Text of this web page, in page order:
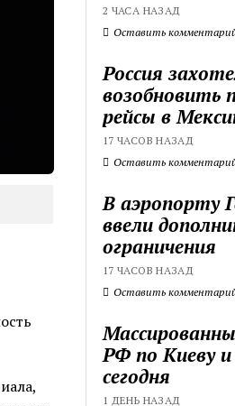
2 ЧАСА НАЗАД
Оставить
Россия
возобновить
рейсы в
17 ЧАСОВ НАЗАД
Оставить
В аэропорту
ввели
ограничения
17 ЧАСОВ НАЗАД
Оставить
РФ по Киеву
сегодня
1 ДЕНЬ НАЗАД